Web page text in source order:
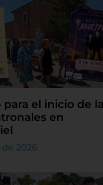
para el inicio de
en
2026